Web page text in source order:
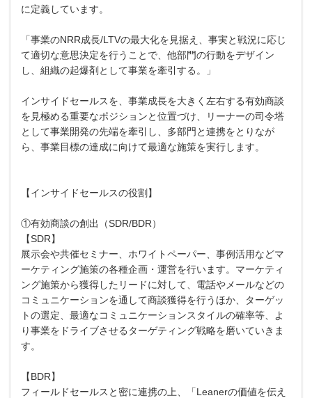
に定義しています。
「事業のNRR成長/LTVの最大化を見据え、事実と戦況に応じ
て適切な意思決定を行うことで、他部門の行動をデザイン
し、組織の起爆剤として事業を牽引する。」
インサイドセールスを、事業成長を大きく左右する有効商談
を見極める重要なポジションと位置づけ、リーナーの司令塔
として事業開発の先端を牽引し、多部門と連携をとりなが
ら、事業目標の達成に向けて最適な施策を実行します。
【インサイドセールスの役割】
①有効商談の創出（SDR/BDR）
【SDR】
展示会や共催セミナー、ホワイトペーパー、事例活用などマ
ーケティング施策の各種企画・運営を行います。マーケティ
ング施策から獲得したリードに対して、電話やメールなどの
コミュニケーションを通して商談獲得を行うほか、ターゲッ
トの選定、最適なコミュニケーションスタイルの確率等、よ
り事業をドライブさせるターゲティング戦略を磨いていきま
す。
【BDR】
フィールドセールスと密に連携の上、「Leanerの価値を伝え